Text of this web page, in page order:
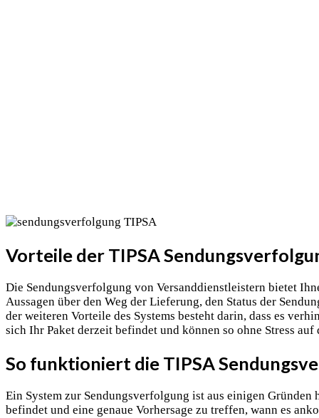
Vorteile der TIPSA
Die Sendungsverfolgung von Versanddienstleistern bietet
Aussagen über den Weg der Lieferung, den Status der
der weiteren Vorteile des Systems besteht darin, dass es
sich Ihr Paket derzeit befindet und können so ohne Stress auf
So funktioniert die TIPSA
Ein System zur Sendungsverfolgung ist aus einigen
befindet und eine genaue Vorhersage zu treffen, wann es